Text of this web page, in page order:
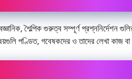
শৈল্পিক গুরুত্ব সম্পূর্ণ প্রশ্ননির্দেশন
পণ্ডিত, গবেষকদের ও তাদের লেখা কাজ বা